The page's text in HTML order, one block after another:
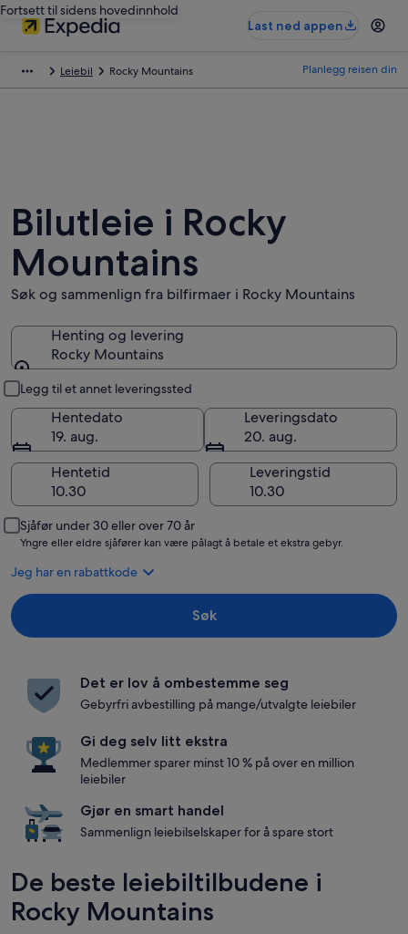
Fortsett til sidens hovedinnhold
Last ned appen
Leiebil Rocky Mountains Planlegg reisen din
Bilutleie i Rocky
Mountains
Søk og sammenlign fra bilfirmaer i Rocky Mountains
Henting og levering
Rocky Mountains
Legg til et annet leveringssted
Hentedato
19. aug.
Leveringsdato
20. aug.
Hentetid
Leveringstid
Sjåfør under 30 eller over 70 år
Yngre eller eldre sjåfører kan være pålagt å betale et ekstra gebyr.
Jeg har en rabattkode
Søk
Det er lov å ombestemme seg
Gebyrfri avbestilling på mange/utvalgte leiebiler
Gi deg selv litt ekstra
Medlemmer sparer minst 10 % på over en million
leiebiler
Gjør en smart handel
Sammenlign leiebilselskaper for å spare stort
De beste leiebiltilbudene i
Rocky Mountains